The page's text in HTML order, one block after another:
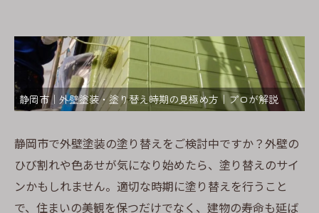
静岡市｜外壁塗装・塗り替え時期の見極め方｜プロが解説
静岡市で外壁塗装の塗り替えをご検討中ですか？外壁の
ひび割れや色あせが気になり始めたら、塗り替えのサイ
ンかもしれません。適切な時期に塗り替えを行うこと
で、住まいの美観を保つだけでなく、建物の寿命も延ば